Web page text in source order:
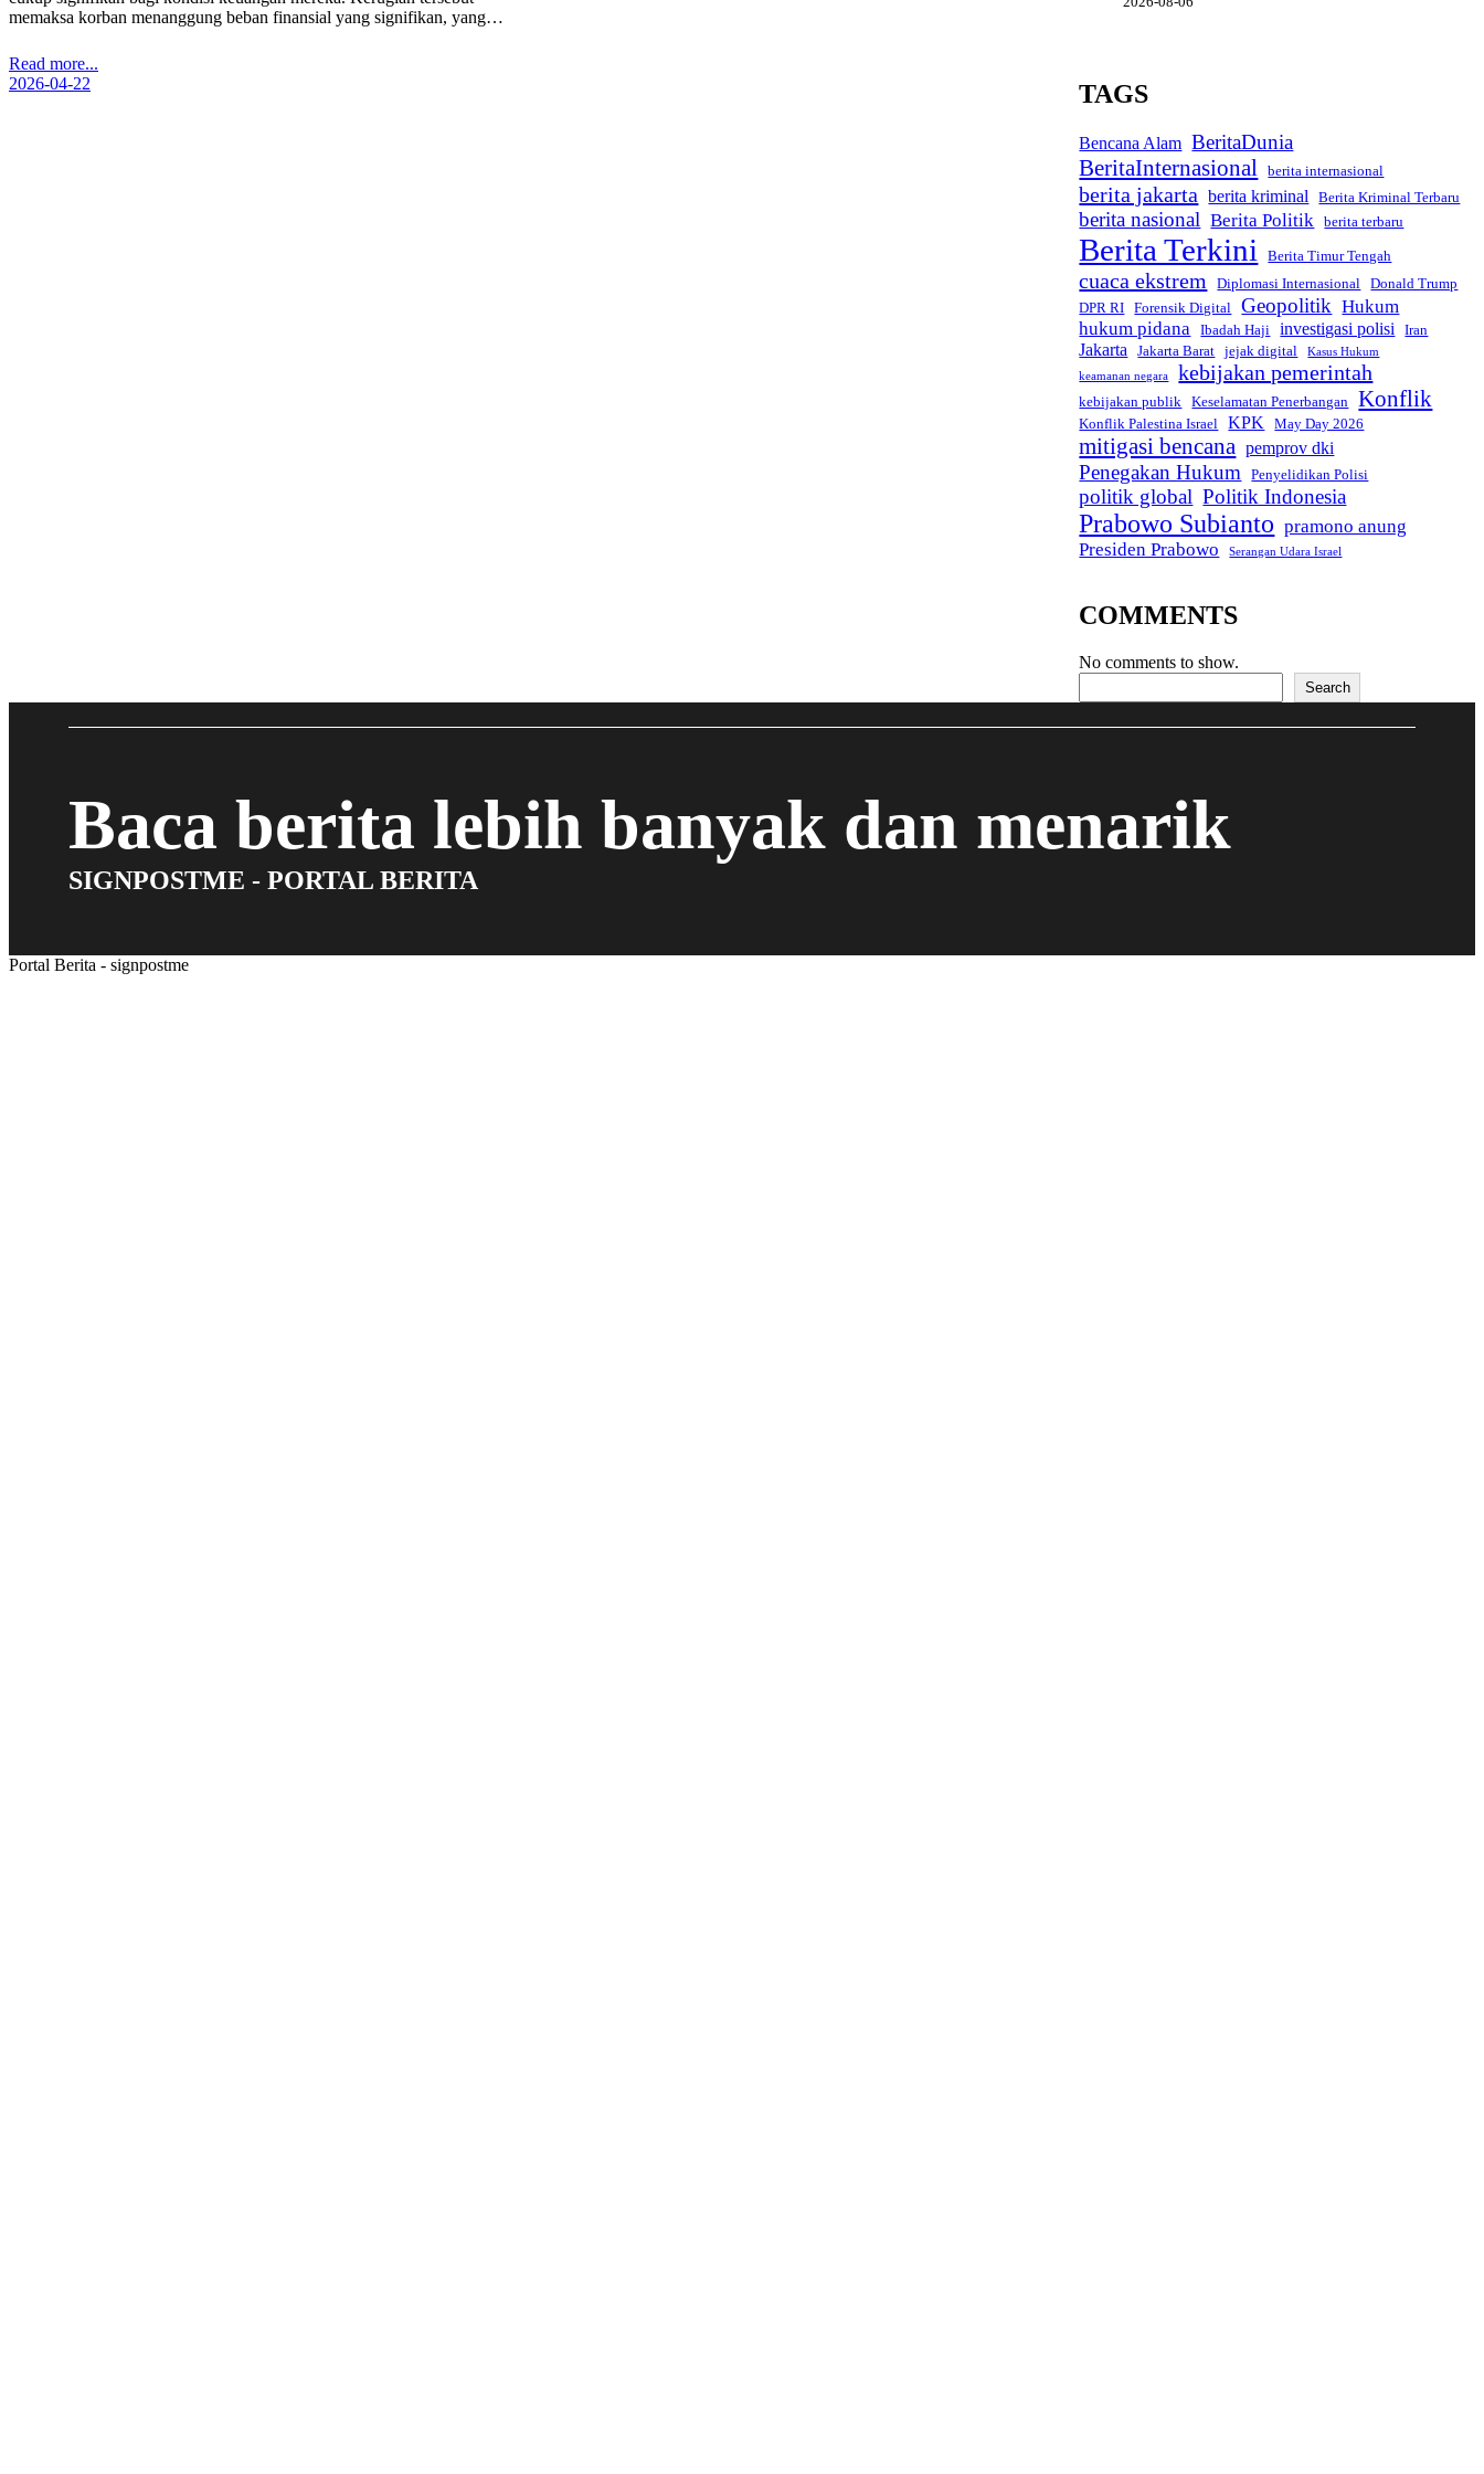
memaksa korban menanggung beban finansial yang signifikan, yang…
Read more...
2026-04-22
TAGS
Bencana Alam BeritaDunia
BeritaInternasional berita internasional
berita jakarta berita kriminal Berita Kriminal Terbaru
berita nasional Berita Politik berita terbaru
Berita Terkini Berita Timur Tengah
cuaca ekstrem Diplomasi Internasional
Donald Trump
DPR RI
Forensik Digital Geopolitik Hukum
hukum pidana
Ibadah Haji investigasi polisi Iran
Jakarta Jakarta Barat jejak digital
Kasus Hukum
keamanan negara
kebijakan pemerintah
kebijakan publik Keselamatan Penerbangan Konflik
Konflik Palestina Israel KPK May Day 2026
mitigasi bencana pemprov dki
Penegakan Hukum Penyelidikan Polisi
politik global Politik Indonesia
Prabowo Subianto pramono anung
Presiden Prabowo
Serangan Udara Israel
COMMENTS
No comments to show.
Search
Baca berita lebih banyak dan menarik
SIGNPOSTME - PORTAL BERITA
Portal Berita - signpostme